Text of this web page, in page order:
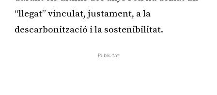
“llegat” vinculat, justament, a la
descarbonització i la sostenibilitat.
Publicitat